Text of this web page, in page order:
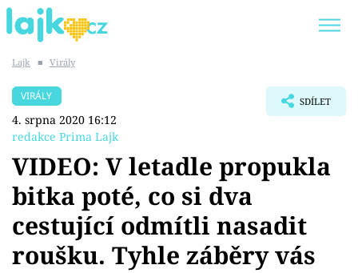
SHOPAHOLICADEL
Témata
Showbyznys
Lajk ■ Virály
VIRÁLY
4. srpna 2020 16:12
redakce Prima Lajk
SDÍLET
VIDEO: V letadle propukla
bitka poté, co si dva
cestující odmítli nasadit
roušku. Tyhle záběry vás